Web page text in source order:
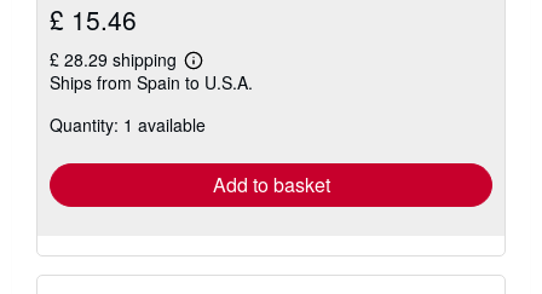
£ 15.46
£ 28.29 shipping
Learn
more
shipping
Ships from Spain to U.S.A.
Quantity: 1 available
Add to basket